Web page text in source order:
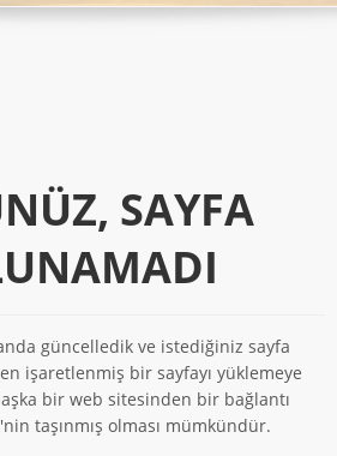
SAYFA
güncelledik ve istediğiniz sayfa
işaretlenmiş bir sayfayı yüklemeye
bir web sitesinden bir bağlantı
taşınmış olması mümkündür.